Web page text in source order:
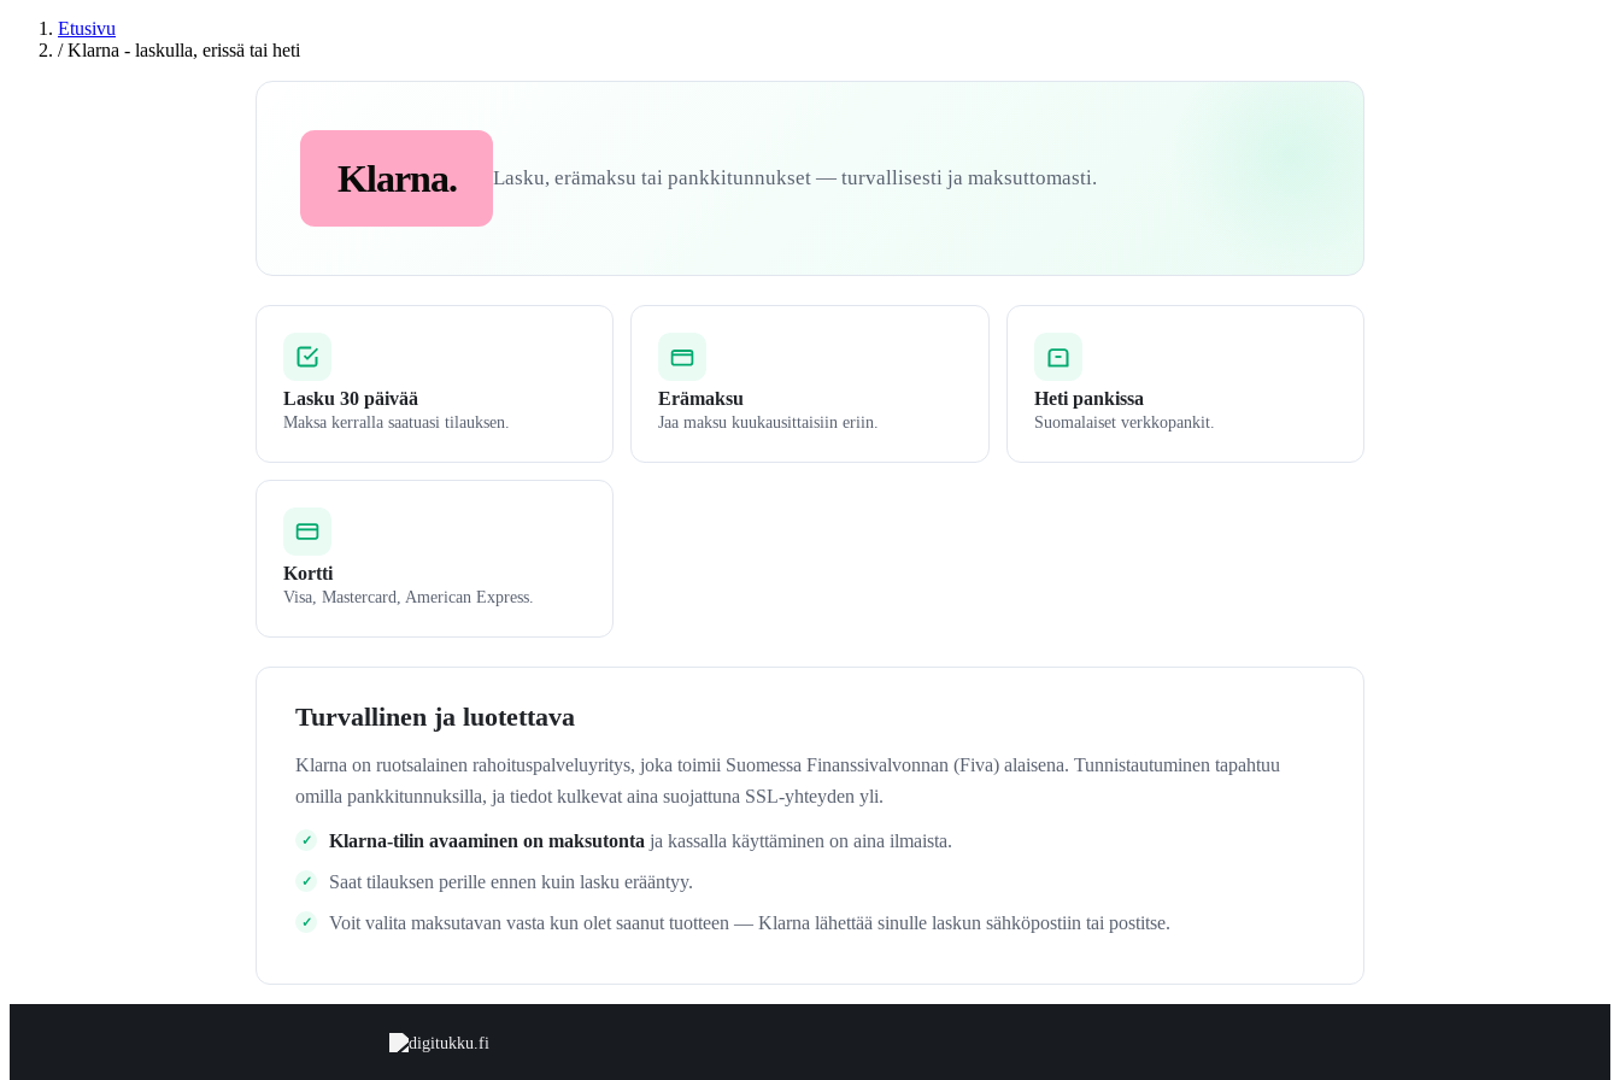
Etusivu
/ Klarna - laskulla, erissä tai heti
Klarna. Lasku, erämaksu tai pankkitunnukset — turvallisesti ja maksuttomasti.
Lasku 30 päivää
Maksa kerralla saatuasi tilauksen.
Erämaksu
Jaa maksu kuukausittaisiin eriin.
Heti pankissa
Suomalaiset verkkopankit.
Kortti
Visa, Mastercard, American Express.
Turvallinen ja luotettava
Klarna on ruotsalainen rahoituspalveluyritys, joka toimii Suomessa Finanssivalvonnan (Fiva) alaisena. Tunnistautuminen tapahtuu
omilla pankkitunnuksilla, ja tiedot kulkevat aina suojattuna SSL-yhteyden yli.
Klarna-tilin avaaminen on maksutonta ja kassalla käyttäminen on aina ilmaista.
Saat tilauksen perille ennen kuin lasku erääntyy.
Voit valita maksutavan vasta kun olet saanut tuotteen — Klarna lähettää sinulle laskun sähköpostiin tai postitse.